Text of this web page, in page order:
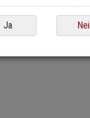
026 / 492 50 40 E-
Ja